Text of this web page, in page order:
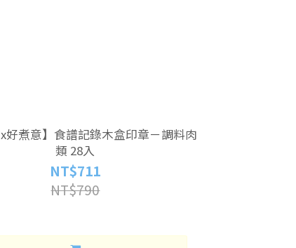
x好煮意】食譜記錄木盒印章－調料肉
類 28入
NT$711
NT$790